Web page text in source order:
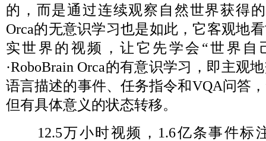
的，而是通过连续观察自然世界获得的
Orca的无意识学习也是如此，它客观地
实世界的视频，让它先学会“世界自
·RoboBrain Orca的有意识学习，即主观
语言描述的事件、任务指令和VQA问答
但有具体意义的状态转移。
12.5万小时视频，1.6亿条事件标